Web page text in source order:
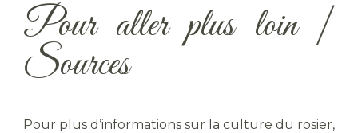
Pour aller plus loin |
Sources
Pour plus d’informations sur la culture du rosier,